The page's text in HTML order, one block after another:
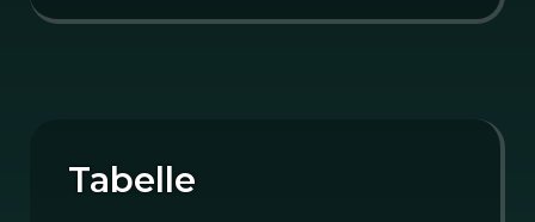
Tabelle